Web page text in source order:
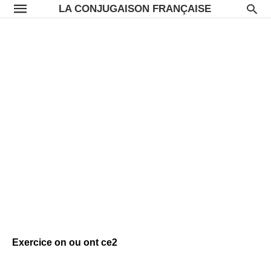
LA CONJUGAISON FRANÇAISE
Exercice on ou ont ce2